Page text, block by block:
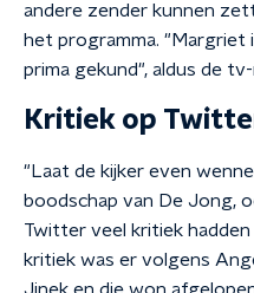
andere zender kunnen
het programma. "Margriet
prima gekund", aldus de
Kritiek op
"Laat de kijker even
boodschap van De Jong,
Twitter veel kritiek
kritiek was er volgens